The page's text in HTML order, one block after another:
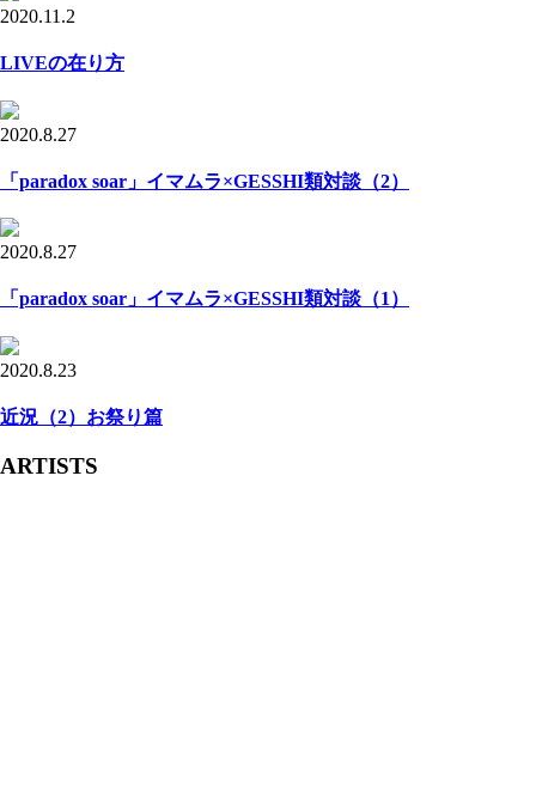
2020.11.2
LIVEの在り方
2020.8.27
「paradox soar」イマムラ×GESSHI類対談（2）
2020.8.27
「paradox soar」イマムラ×GESSHI類対談（1）
2020.8.23
近況（2）お祭り篇
ARTISTS